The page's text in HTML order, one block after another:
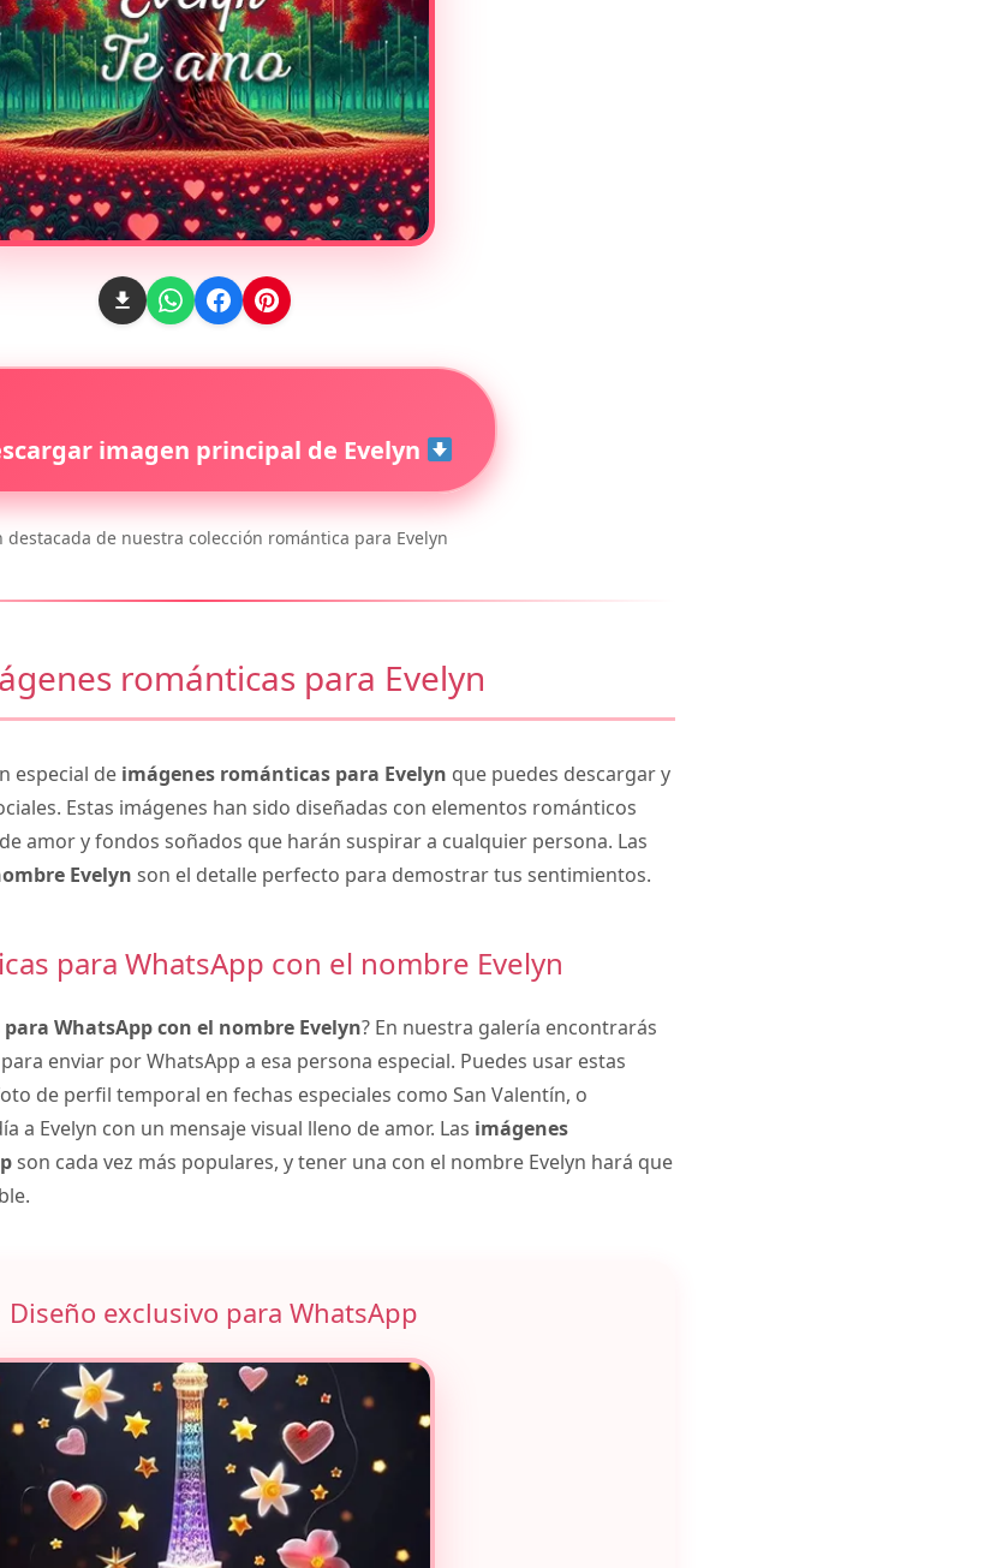
imagen principal de Evelyn
destacada de nuestra colección romántica para Evelyn
románticas para Evelyn
especial de imágenes románticas para Evelyn que puedes descargar y
Estas imágenes han sido diseñadas con elementos románticos
amor y fondos soñados que harán suspirar a cualquier persona. Las
Evelyn son el detalle perfecto para demostrar tus sentimientos.
para WhatsApp con el nombre Evelyn
WhatsApp con el nombre Evelyn? En nuestra galería encontrarás
enviar por WhatsApp a esa persona especial. Puedes usar estas
de perfil temporal en fechas especiales como San Valentín, o
a Evelyn con un mensaje visual lleno de amor. Las imágenes
son cada vez más populares, y tener una con el nombre Evelyn hará que
Diseño exclusivo para WhatsApp